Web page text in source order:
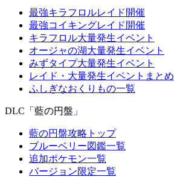
最強キラフロルレイド開催
最強コイキングレイド開催
キラフロル大量発生イベント
オージャの湖大量発生イベント
みずタイプ大量発生イベント
レイド・大量発生イベントまとめ
ふしぎなおくりもの一覧
DLC「藍の円盤」
藍の円盤攻略トップ
ブルーベリー図鑑一覧
追加ポケモン一覧
バージョン限定一覧